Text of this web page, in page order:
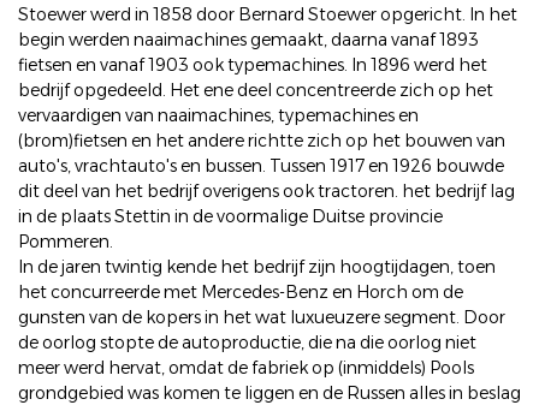
Stoewer werd in 1858 door Bernard Stoewer opgericht. In het
begin werden naaimachines gemaakt, daarna vanaf 1893
fietsen en vanaf 1903 ook typemachines. In 1896 werd het
bedrijf opgedeeld. Het ene deel concentreerde zich op het
vervaardigen van naaimachines, typemachines en
(brom)fietsen en het andere richtte zich op het bouwen van
auto's, vrachtauto's en bussen. Tussen 1917 en 1926 bouwde
dit deel van het bedrijf overigens ook tractoren. het bedrijf lag
in de plaats Stettin in de voormalige Duitse provincie
Pommeren.
In de jaren twintig kende het bedrijf zijn hoogtijdagen, toen
het concurreerde met Mercedes-Benz en Horch om de
gunsten van de kopers in het wat luxueuzere segment. Door
de oorlog stopte de autoproductie, die na die oorlog niet
meer werd hervat, omdat de fabriek op (inmiddels) Pools
grondgebied was komen te liggen en de Russen alles in beslag